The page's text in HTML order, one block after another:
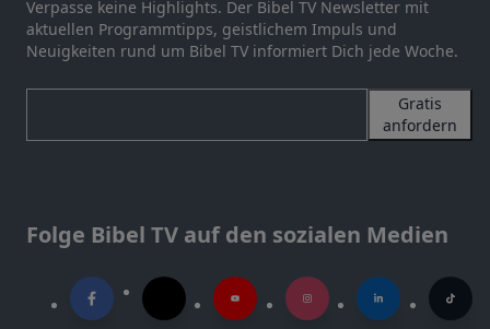
Verpasse keine Highlights. Der Bibel TV Newsletter mit
aktuellen Programmtipps, geistlichem Impuls und
Neuigkeiten rund um Bibel TV informiert Dich jede Woche.
Gratis
anfordern
Folge Bibel TV auf den sozialen Medien